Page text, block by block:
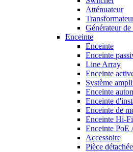
Atténuateur
Générateur
Enceinte
Enceinte
Enceinte
Line Array
Enceinte
Système
Enceinte
Enceinte
Enceinte de
Enceinte Hi-
Enceinte PoE
Accessoire
Pièce détachée